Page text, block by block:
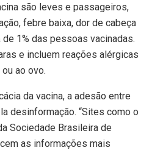
são leves e passageiros,
febre baixa, dor de cabeça
1% das pessoas vacinadas.
e incluem reações alérgicas
ao ovo.
da vacina, a adesão entre
desinformação. “Sites como o
Sociedade Brasileira de
as informações mais